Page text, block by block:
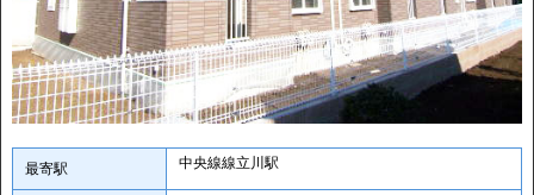
最寄駅 中央線線立川駅